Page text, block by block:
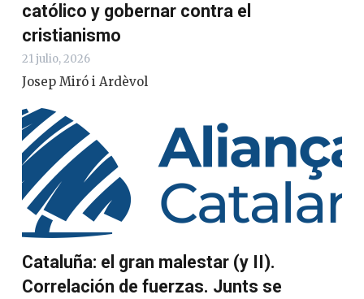
católico y gobernar contra el
cristianismo
21 julio, 2026
Josep Miró i Ardèvol
Cataluña: el gran malestar (y II).
Correlación de fuerzas. Junts se